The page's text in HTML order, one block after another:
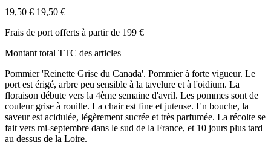
19,50 € 19,50 €
Frais de port offerts à partir de 199 €
Montant total TTC des articles
Pommier 'Reinette Grise du Canada'. Pommier à forte vigueur. Le
port est érigé, arbre peu sensible à la tavelure et à l'oidium. La
floraison débute vers la 4ème semaine d'avril. Les pommes sont de
couleur grise à rouille. La chair est fine et juteuse. En bouche, la
saveur est acidulée, légèrement sucrée et très parfumée. La récolte se
fait vers mi-septembre dans le sud de la France, et 10 jours plus tard
au dessus de la Loire.